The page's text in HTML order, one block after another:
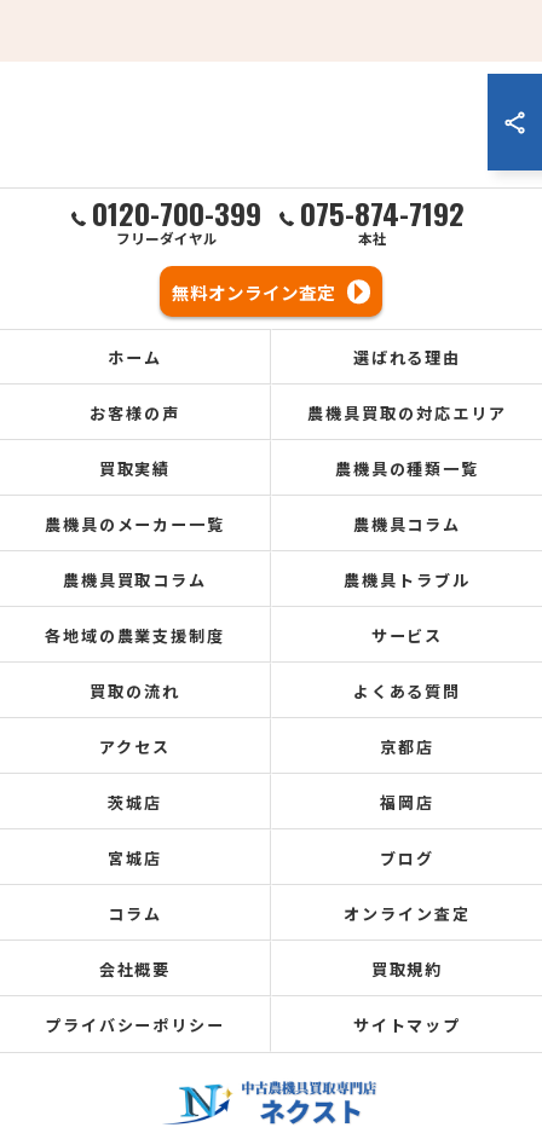
0120-700-399
フリーダイヤル
075-874-7192
本社
無料オンライン査定
ホーム 選ばれる理由
お客様の声 農機具買取の対応エリア
買取実績 農機具の種類一覧
農機具のメーカー一覧 農機具コラム
農機具買取コラム 農機具トラブル
各地域の農業支援制度 サービス
買取の流れ よくある質問
アクセス 京都店
茨城店 福岡店
宮城店 ブログ
コラム オンライン査定
会社概要 買取規約
プライバシーポリシー サイトマップ